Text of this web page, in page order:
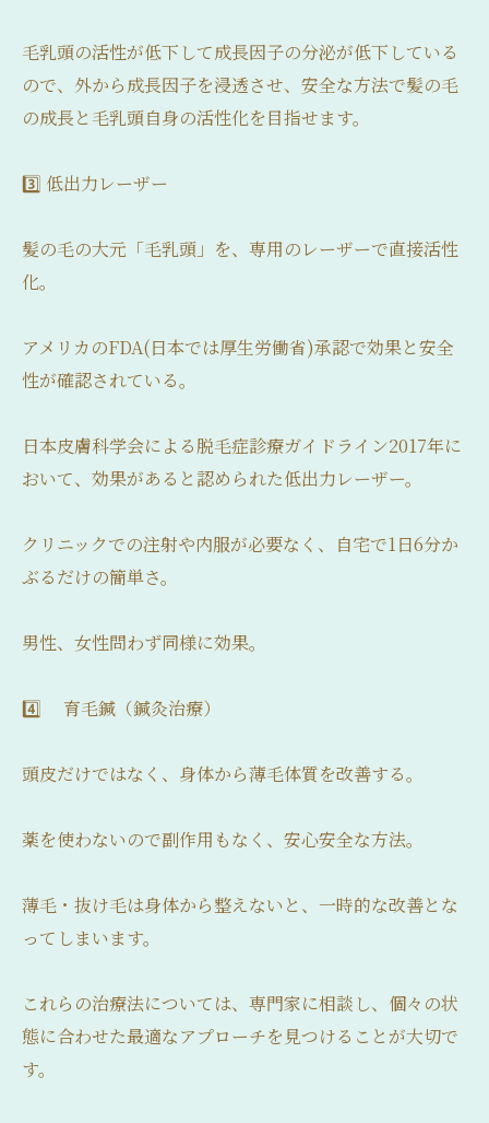
毛乳頭の活性が低下して成長因子の分泌が低下している
ので、外から成長因子を浸透させ、安全な方法で髪の毛
の成長と毛乳頭自身の活性化を目指せます。
3️⃣ 低出力レーザー
髪の毛の大元「毛乳頭」を、専用のレーザーで直接活性
化。
アメリカのFDA(日本では厚生労働省)承認で効果と安全
性が確認されている。
日本皮膚科学会による脱毛症診療ガイドライン2017年に
おいて、効果があると認められた低出力レーザー。
クリニックでの注射や内服が必要なく、自宅で1日6分か
ぶるだけの簡単さ。
男性、女性問わず同様に効果。
4️⃣ 育毛鍼（鍼灸治療）
頭皮だけではなく、身体から薄毛体質を改善する。
薬を使わないので副作用もなく、安心安全な方法。
薄毛・抜け毛は身体から整えないと、一時的な改善とな
ってしまいます。
これらの治療法については、専門家に相談し、個々の状
態に合わせた最適なアプローチを見つけることが大切で
す。